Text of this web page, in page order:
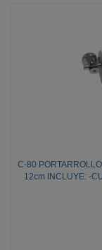
C-80
12cm INCLUYE: -